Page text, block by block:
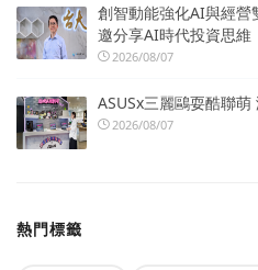
創智動能強化AI與經營
邀分享AI時代投資思維
2026/08/07
ASUSx三麗鷗耍酷聯萌
2026/08/07
熱門標籤